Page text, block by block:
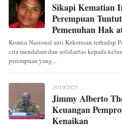
Sikapi Kematian
Perempuan
Pemenuhan Hak
Komisi Nasional anti Kekerasan terhadap
cita mendalam dan solidaritas kepada
perempuan yang...
16/10/2025
Jimmy Alberto
Keuangan
Kenaikan